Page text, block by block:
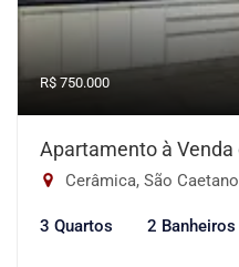
R$ 750.000
Apartamento à Venda
Cerâmica, São
3 Quartos 2 Banheiros